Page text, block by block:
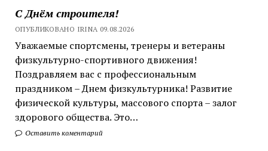
С Днём строителя!
ОПУБЛИКОВАНО IRINA 09.08.2026
Уважаемые спортсмены, тренеры и ветераны
физкультурно-спортивного движения!
Поздравляем вас с профессиональным
праздником – Днем физкультурника! Развитие
физической культуры, массового спорта – залог
здорового общества. Это…
Оставить коментарий